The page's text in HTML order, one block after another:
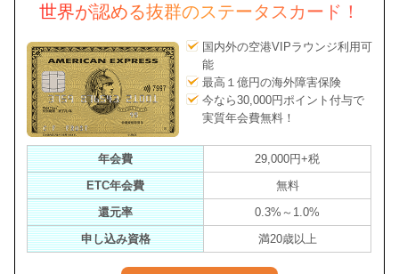
世界が認める抜群のステータスカード！
国内外の空港VIPラウンジ利用可
能
最高１億円の海外障害保険
今なら30,000円ポイント付与で
実質年会費無料！
年会費
29,000円+税
ETC年会費
無料
還元率
0.3%～1.0%
申し込み資格
満20歳以上